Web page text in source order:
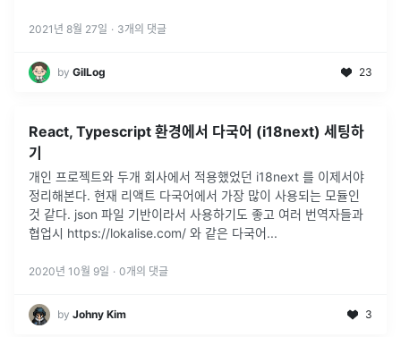
2021년 8월 27일 · 3개의 댓글
by GilLog 23
React, Typescript 환경에서 다국어 (i18next) 세팅하
기
개인 프로젝트와 두개 회사에서 적용했었던 i18next 를 이제서야
정리해본다. 현재 리액트 다국어에서 가장 많이 사용되는 모듈인
것 같다. json 파일 기반이라서 사용하기도 좋고 여러 번역자들과
협업시 https://lokalise.com/ 와 같은 다국어...
2020년 10월 9일 · 0개의 댓글
by Johny Kim 3